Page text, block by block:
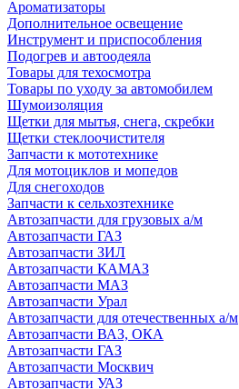
Ароматизаторы
Дополнительное освещение
Инструмент и приспособления
Подогрев и автоодеяла
Товары для техосмотра
Товары по уходу за автомобилем
Шумоизоляция
Щетки для мытья, снега, скребки
Щетки стеклоочистителя
Запчасти к мототехнике
Для мотоциклов и мопедов
Для снегоходов
Запчасти к сельхозтехнике
Автозапчасти для грузовых а/м
Автозапчасти ГАЗ
Автозапчасти ЗИЛ
Автозапчасти КАМАЗ
Автозапчасти МАЗ
Автозапчасти Урал
Автозапчасти для отечественных а/м
Автозапчасти ВАЗ, ОКА
Автозапчасти ГАЗ
Автозапчасти Москвич
Автозапчасти УАЗ